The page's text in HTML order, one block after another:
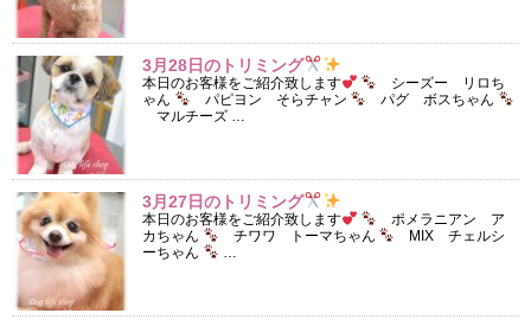
3月28日のトリミング
本日のお客様をご紹介致します
シーズー リロち
ゃん
パピヨン そらチャン
パグ ボスちゃん
マルチーズ …
3月27日のトリミング
本日のお客様をご紹介致します
ポメラニアン ア
カちゃん
チワワ トーマちゃん
MIX チェルシ
ーちゃん
…